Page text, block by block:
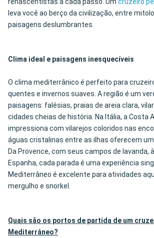
renascentistas a cada passo. Um cruzeiro
leva você ao berço da civilização, entre
paisagens deslumbrantes.
Clima ideal e paisagens inesquecíveis
O clima mediterrânico é perfeito para
quentes e invernos suaves. A região é um
paisagens: falésias, praias de areia clara,
cidades cheias de história. Na Itália, a Costa
impressiona com vilarejos coloridos nas
águas cristalinas entre as ilhas oferecem
Da Provence, com seus campos de lavanda,
Espanha, cada parada é uma experiência
Mediterrâneo é excelente para atividades
mergulho e snorkel.
Quais são os portos de partida de um
Mediterrâneo?